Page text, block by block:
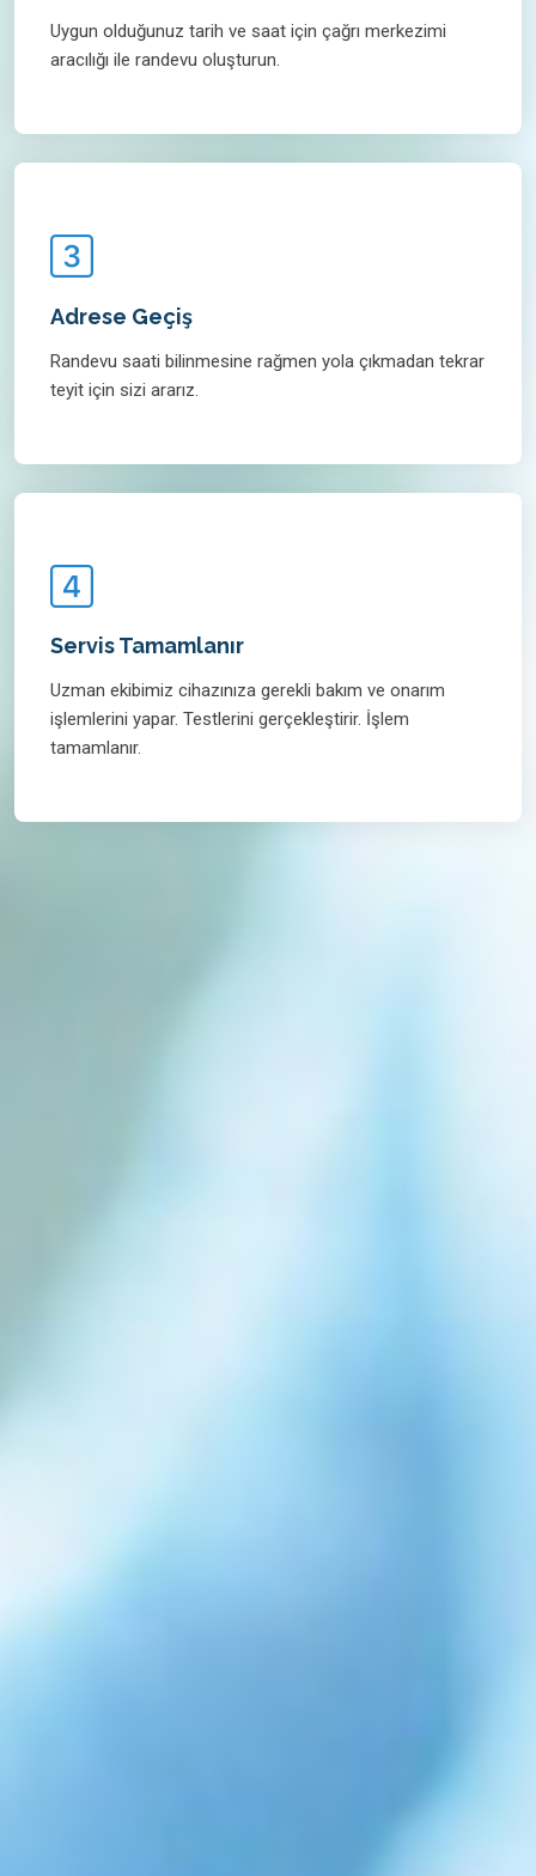
Uygun olduğunuz tarih ve saat için çağrı merkezimi
aracılığı ile randevu oluşturun.
Adrese Geçiş
Randevu saati bilinmesine rağmen yola çıkmadan tekrar
teyit için sizi ararız.
Servis Tamamlanır
Uzman ekibimiz cihazınıza gerekli bakım ve onarım
işlemlerini yapar. Testlerini gerçekleştirir. İşlem
tamamlanır.